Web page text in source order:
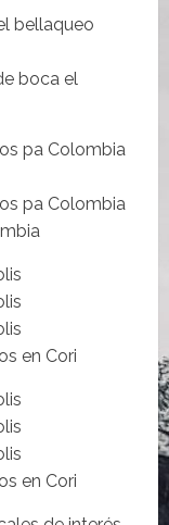
bellaqueo
boca el
pa Colombia
pa Colombia
en Cori
en Cori